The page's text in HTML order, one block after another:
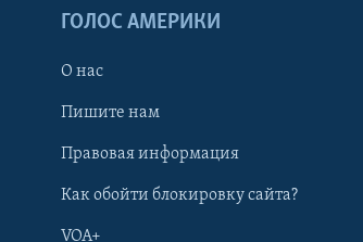
ГОЛОС АМЕРИКИ
О нас
Пишите нам
Правовая информация
Как обойти блокировку сайта?
VOA+